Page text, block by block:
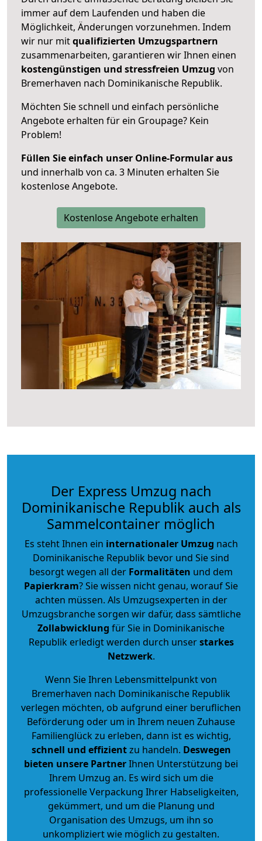
immer auf dem Laufenden und haben die
Möglichkeit, Änderungen vorzunehmen. Indem
wir nur mitqualifizierten Umzugspartnern
zusammenarbeiten, garantieren wir Ihnen einen
kostengünstigen und stressfreien Umzug von
Bremerhaven nach Dominikanische Republik.
Möchten Sie schnell und einfach persönliche
Angebote erhalten für ein Groupage? Kein
Problem!
Füllen Sie einfach unser Online-Formular aus
und innerhalb von ca. 3 Minuten erhalten Sie
kostenlose Angebote.
Kostenlose Angebote erhalten
Der Express Umzug nach
Dominikanische Republik auch als
Sammelcontainer möglich
Es steht Ihnen ein internationaler Umzug nach
Dominikanische Republik bevor und Sie sind
besorgt wegen all der Formalitäten und dem
Papierkram? Sie wissen nicht genau, worauf Sie
achten müssen. Als Umzugsexperten in der
Umzugsbranche sorgen wir dafür, dass sämtliche
Zollabwicklung für Sie in Dominikanische
Republik erledigt werden durch unserstarkes
Netzwerk.
Wenn Sie Ihren Lebensmittelpunkt von
Bremerhaven nach Dominikanische Republik
verlegen möchten, ob aufgrund einer beruflichen
Beförderung oder um in Ihrem neuen Zuhause
Familienglück zu erleben, dann ist es wichtig,
schnell und effizientzu handeln. Deswegen
bieten unsere PartnerIhnen Unterstützung bei
Ihrem Umzug an. Es wird sich um die
professionelle Verpackung Ihrer Habseligkeiten,
gekümmert, und um die Planung und
Organisation des Umzugs, um ihn so
unkompliziert wie möglich zu gestalten.